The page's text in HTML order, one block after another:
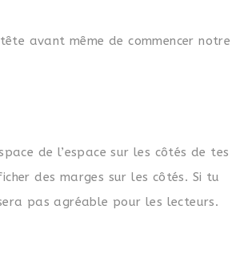
avant même de commencer notre
de l’espace sur les côtés de tes
des marges sur les côtés. Si tu
pas agréable pour les lecteurs.